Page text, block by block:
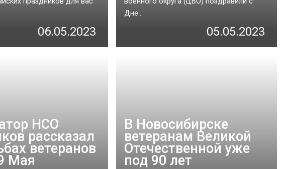
06.05.2023
Дне...
05.05.2023
НСО
рассказал
ветеранов
Мая
В Новосибирске
ветеранам Великой
Отечественной уже
под 90 лет